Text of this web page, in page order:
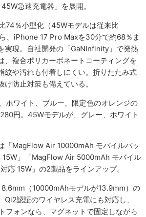
急速充電器」を展開。
74％小型化（45Wモデルは従来比
、iPhone 17 Pro Maxを30分で約68％ま
実現。自社開発の「GaNInfinity」で発熱
、複合ポリカーボネートコーティングを
紋や汚れも付着しにくい。折りたたみ式
防止対策も備えている。
ホワイト、ブルー、限定色のオレンジの
円。45Wモデルが、グレー、ホワイト
「MagFlow Air 10000mAh モバイルバッ
15W」「MagFlow Air 5000mAh モバイル
応 15W」の2製品をラインアップ。
（10000mAhモデルが13.9mm）の
Qi2認証のワイヤレス充電にも対応し、
フォンなら、マグネットで固定しながら